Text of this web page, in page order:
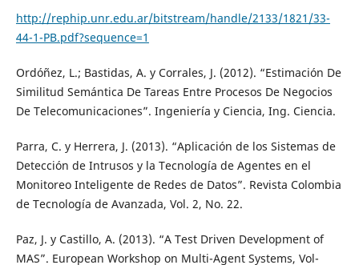
http://rephip.unr.edu.ar/bitstream/handle/2133/1821/33-
44-1-PB.pdf?sequence=1
Ordóñez, L.; Bastidas, A. y Corrales, J. (2012). “Estimación De
Similitud Semántica De Tareas Entre Procesos De Negocios
De Telecomunicaciones”. Ingeniería y Ciencia, Ing. Ciencia.
Parra, C. y Herrera, J. (2013). “Aplicación de los Sistemas de
Detección de Intrusos y la Tecnología de Agentes en el
Monitoreo Inteligente de Redes de Datos”. Revista Colombia
de Tecnología de Avanzada, Vol. 2, No. 22.
Paz, J. y Castillo, A. (2013). “A Test Driven Development of
MAS”. European Workshop on Multi-Agent Systems, Vol-